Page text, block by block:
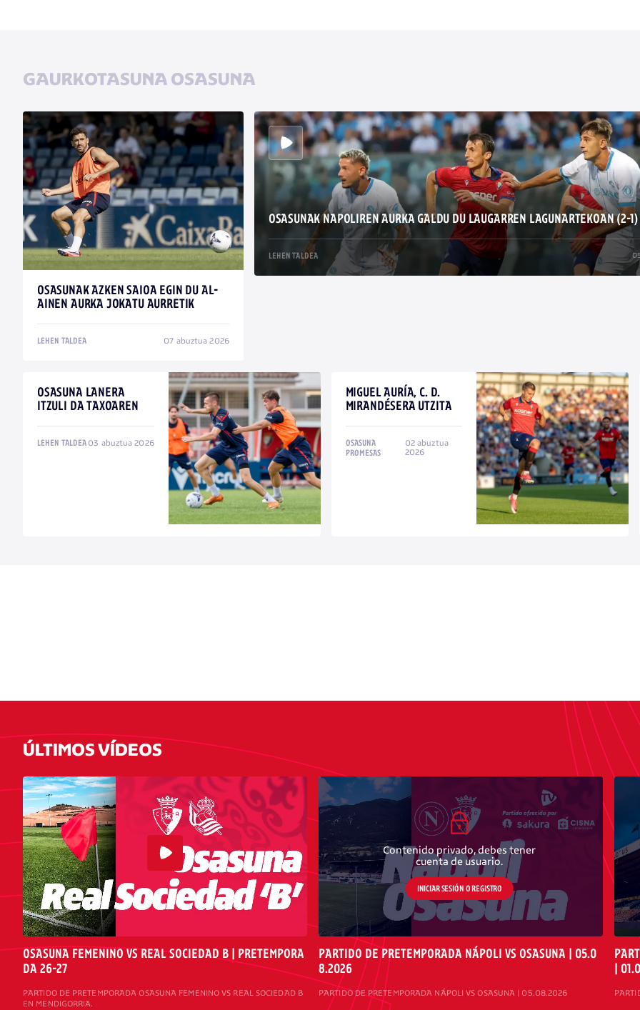
GAURKOTASUNA OSASUNA
OSASUNAK AZKEN SAIOA EGIN DU AL-
AINEN AURKA JOKATU AURRETIK
LEHEN TALDEA 07 abuztua 2026
OSASUNAK NAPOLIREN AURKA GALDU DU LAUGARREN LAGUNARTEKOAN (2-1)
LEHEN TALDEA
OSASUNA LANERA
ITZULI DA TAXOAREN
LEHEN TALDEA 03 abuztua 2026
MIGUEL AURÍA, C. D.
MIRANDÉSERA UTZITA
OSASUNA
PROMESAS
02 abuztua
2026
ÚLTIMOS VÍDEOS
OSASUNA FEMENINO VS REAL SOCIEDAD B | PRETEMPORA
DA 26-27
PARTIDO DE PRETEMPORADA OSASUNA FEMENINO VS REAL SOCIEDAD B
EN MENDIGORRIA.
Contenido privado, debes tener
cuenta de usuario.
INICIAR SESIÓN O REGISTRO
PARTIDO DE PRETEMPORADA NÁPOLI VS OSASUNA | 05.0
8.2026
PARTIDO DE PRETEMPORADA NÁPOLI VS OSASUNA | 05.08.2026
|